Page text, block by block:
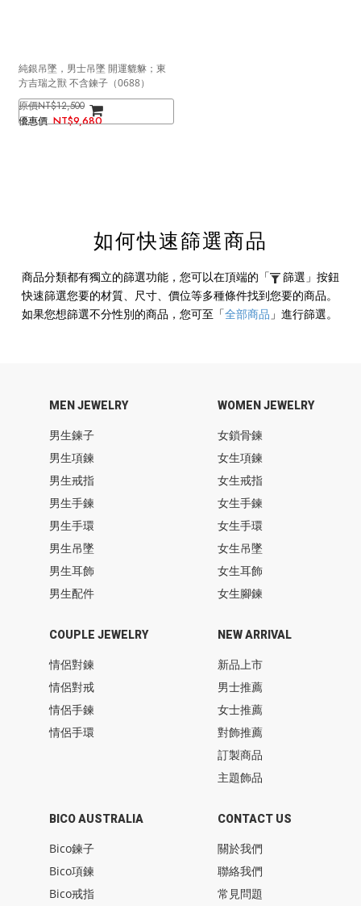
純銀吊墜，男士吊墜 開運貔貅；東
方吉瑞之獸 不含鍊子（0688）
NT$12,500
NT$9,680
如何快速篩選商品
商品分類都有獨立的篩選功能，您可以在頂端的 「 篩選」 按鈕
快速篩選您要的材質、尺寸、價位等多種條件找到您要的商品。
如果您想篩選不分性別的商品，您可至 「全部商品 」 進行篩選。
MEN JEWELRY
男生鍊子
男生項鍊
男生戒指
男生手鍊
男生手環
男生吊墜
男生耳飾
男生配件
WOMEN JEWELRY
女鎖骨鍊
女生項鍊
女生戒指
女生手鍊
女生手環
女生吊墜
女生耳飾
女生腳鍊
COUPLE JEWELRY
情侶對鍊
情侶對戒
情侶手鍊
情侶手環
BICO AUSTRALIA
Bico鍊子
Bico項鍊
Bico戒指
NEW ARRIVAL
新品上市
男士推薦
女士推薦
對飾推薦
訂製商品
主題飾品
CONTACT US
關於我們
聯絡我們
常見問題